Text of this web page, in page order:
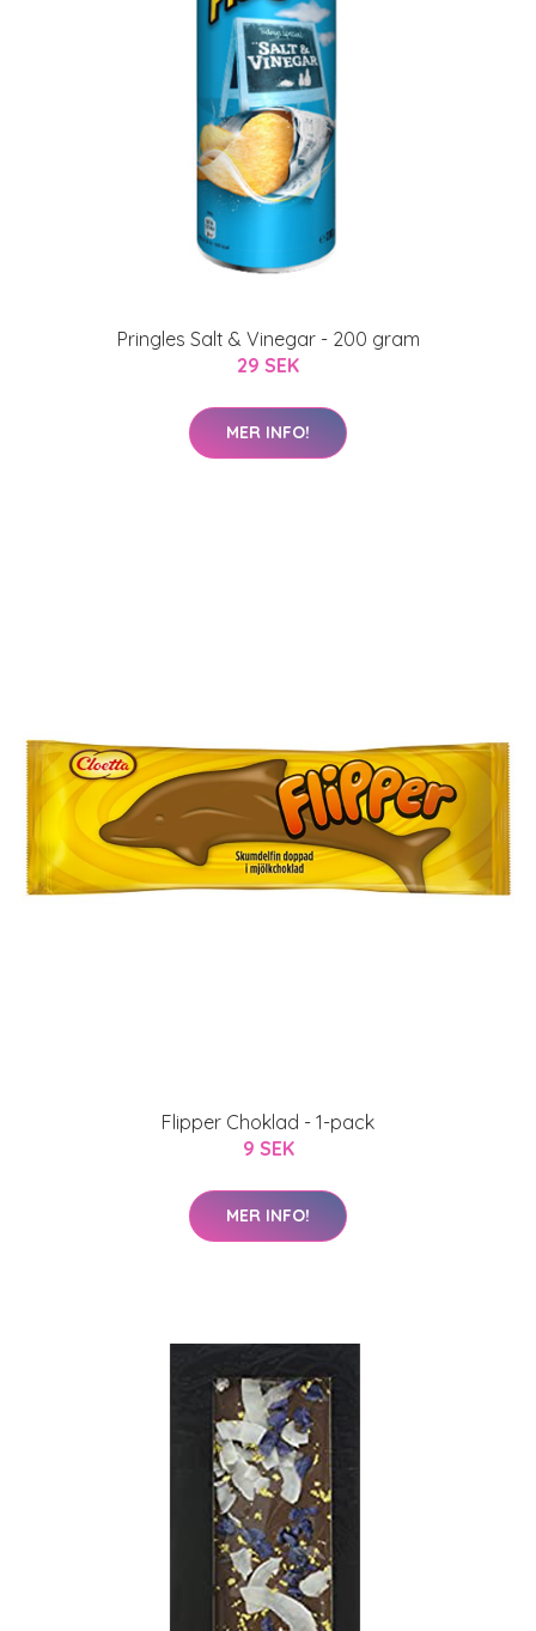
Pringles Salt & Vinegar - 200 gram
29 SEK
MER INFO!
Flipper Choklad - 1-pack
9 SEK
MER INFO!